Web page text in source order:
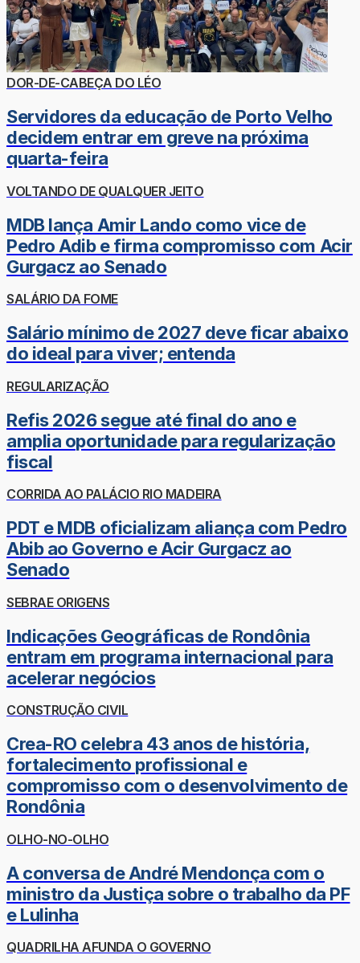
DOR-DE-CABEÇA DO LÉO
Servidores da educação de Porto Velho
decidem entrar em greve na próxima
quarta-feira
VOLTANDO DE QUALQUER JEITO
MDB lança Amir Lando como vice de
Pedro Adib e firma compromisso com Acir
Gurgacz ao Senado
SALÁRIO DA FOME
Salário mínimo de 2027 deve ficar abaixo
do ideal para viver; entenda
REGULARIZAÇÃO
Refis 2026 segue até final do ano e
amplia oportunidade para regularização
fiscal
CORRIDA AO PALÁCIO RIO MADEIRA
PDT e MDB oficializam aliança com Pedro
Abib ao Governo e Acir Gurgacz ao
Senado
SEBRAE ORIGENS
Indicações Geográficas de Rondônia
entram em programa internacional para
acelerar negócios
CONSTRUÇÃO CIVIL
Crea-RO celebra 43 anos de história,
fortalecimento profissional e
compromisso com o desenvolvimento de
Rondônia
OLHO-NO-OLHO
A conversa de André Mendonça com o
ministro da Justiça sobre o trabalho da PF
e Lulinha
QUADRILHA AFUNDA O GOVERNO